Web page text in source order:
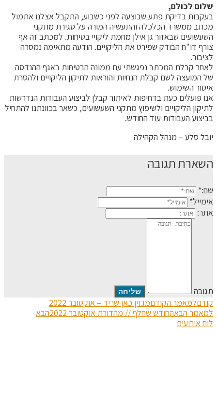
שלום לכולם,
בעקבות בדיקת פתע שבוצעה לפני כשבוע, התקבל אצלנו אתמול
מכתב ממשרד הכלכלה והתעשיה המורה על סגירת מתקני
השעשועים שבאזור גן אילן מחמת ליקויי בטיחות. למכתב זה אף
צורף דו"ח הבודק שפירט את הליקויים. הודעה מתאימה נמסרה
לציבור.
לאחר קבלת המכתב נפגשתי עם ממונה הבטיחות באגף ההנדסה
של המועצה לשם קבלת הנחיות והוראות לתיקון הליקויים ולהסרת
איסור השימוש.
אנו פועלים כעת בדחיפות לאיתור קבלן לביצוע העבודות הנדרשות
לתיקון הליקויים ולשיפוץ מתקני השעשועים, כשאר בכוונתנו להתחיל
בביצוע העבודות עוד החודש.
יובל סלע – מנהל הקהילה
השארת תגובה
שם:*
אימייל*
אתר:
תגובה
קודםלמאמר הקודםמגזין כאן שריד – אוקטובר 2022
למאמר הבאהחודש שחלף // מהדורת אוקטובר 2022
הבא
לוח אירועים